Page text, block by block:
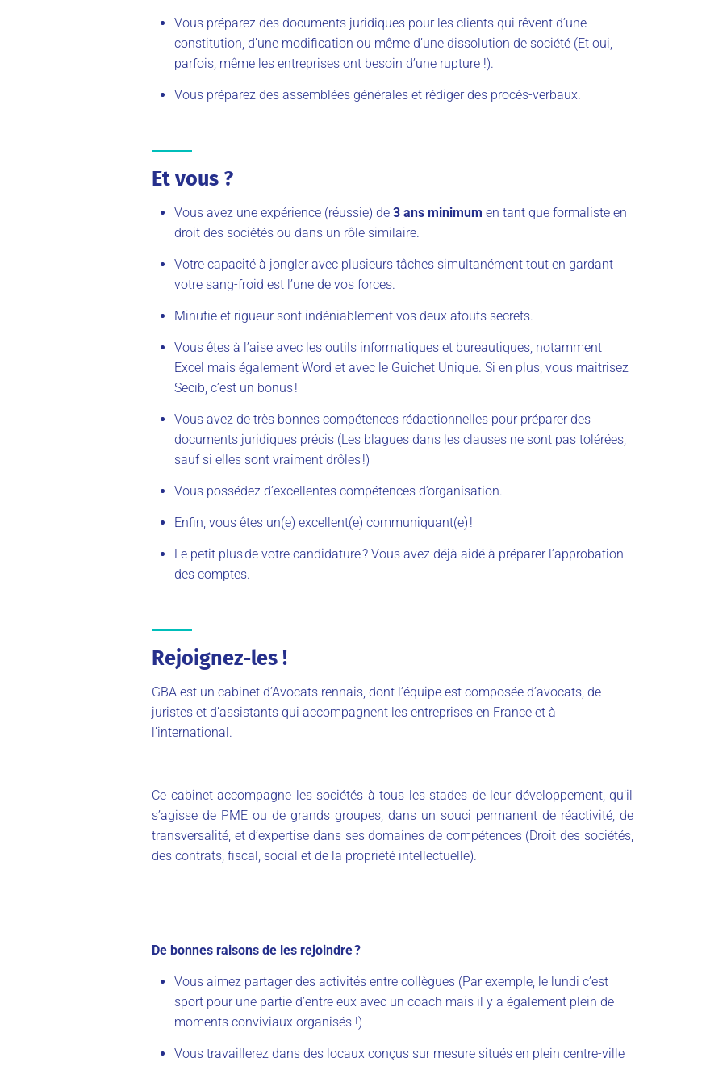
Vous préparez des documents juridiques pour les clients qui rêvent d’une
constitution, d’une modification ou même d’une dissolution de société (Et oui,
parfois, même les entreprises ont besoin d’une rupture !).
Vous préparez des assemblées générales et rédiger des procès-verbaux.
Et vous ?
Vous avez une expérience (réussie) de 3 ans minimum en tant que formaliste en
droit des sociétés ou dans un rôle similaire.
Votre capacité à jongler avec plusieurs tâches simultanément tout en gardant
votre sang-froid est l’une de vos forces.
Minutie et rigueur sont indéniablement vos deux atouts secrets.
Vous êtes à l’aise avec les outils informatiques et bureautiques, notamment
Excel mais également Word et avec le Guichet Unique. Si en plus, vous maitrisez
Secib, c’est un bonus !
Vous avez de très bonnes compétences rédactionnelles pour préparer des
documents juridiques précis (Les blagues dans les clauses ne sont pas tolérées,
sauf si elles sont vraiment drôles !)
Vous possédez d’excellentes compétences d’organisation.
Enfin, vous êtes un(e) excellent(e) communiquant(e) !
Le petit plus de votre candidature ? Vous avez déjà aidé à préparer l’approbation
des comptes.
Rejoignez-les !
GBA est un cabinet d’Avocats rennais, dont l’équipe est composée d’avocats, de
juristes et d’assistants qui accompagnent les entreprises en France et à
l’international.
Ce cabinet accompagne les sociétés à tous les stades de leur développement, qu’il
s’agisse de PME ou de grands groupes, dans un souci permanent de réactivité, de
transversalité, et d’expertise dans ses domaines de compétences (Droit des sociétés,
des contrats, fiscal, social et de la propriété intellectuelle).
De bonnes raisons de les rejoindre ?
Vous aimez partager des activités entre collègues (Par exemple, le lundi c’est
sport pour une partie d’entre eux avec un coach mais il y a également plein de
moments conviviaux organisés !)
Vous travaillerez dans des locaux conçus sur mesure situés en plein centre-ville